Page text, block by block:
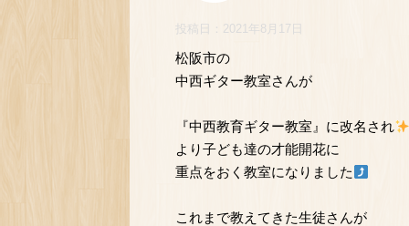
投稿日： 2021年8月17日
松阪市の
中西ギター教室さんが
『中西教育ギター教室』に改名され
より子ども達の才能開花に
重点をおく教室になりました
これまで教えてきた生徒さんが